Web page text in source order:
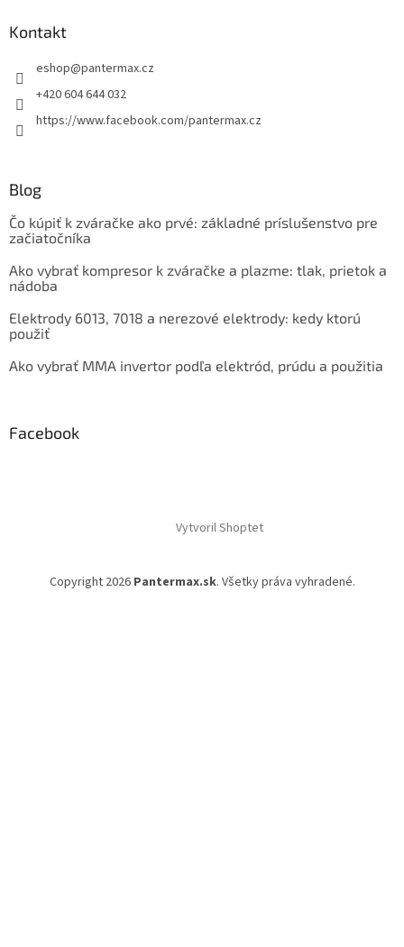
Kontakt
eshop@pantermax.cz
+420 604 644 032
https://www.facebook.com/pantermax.cz
Blog
Čo kúpiť k zváračke ako prvé: základné príslušenstvo pre
začiatočníka
Ako vybrať kompresor k zváračke a plazme: tlak, prietok a
nádoba
Elektrody 6013, 7018 a nerezové elektrody: kedy ktorú
použiť
Ako vybrať MMA invertor podľa elektród, prúdu a použitia
Facebook
Vytvoril Shoptet
Copyright 2026 Pantermax.sk. Všetky práva vyhradené.